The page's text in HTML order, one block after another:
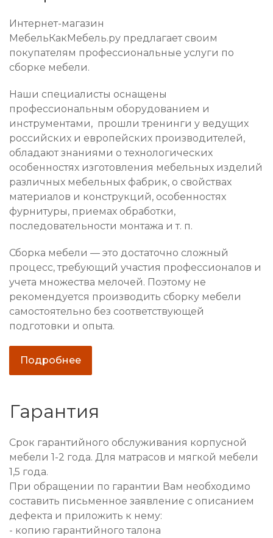
Интернет-магазин
МебельКакМебель.ру предлагает своим
покупателям профессиональные услуги по
сборке мебели.
Наши специалисты оснащены
профессиональным оборудованием и
инструментами, прошли тренинги у ведущих
российских и европейских производителей,
обладают знаниями о технологических
особенностях изготовления мебельных изделий
различных мебельных фабрик, о свойствах
материалов и конструкций, особенностях
фурнитуры, приемах обработки,
последовательности монтажа и т. п.
Сборка мебели — это достаточно сложный
процесс, требующий участия профессионалов и
учета множества мелочей. Поэтому не
рекомендуется производить сборку мебели
самостоятельно без соответствующей
подготовки и опыта.
Подробнее
Гарантия
Срок гарантийного обслуживания корпусной
мебели 1-2 года. Для матрасов и мягкой мебели
1,5 года.
При обращении по гарантии Вам необходимо
составить письменное заявление с описанием
дефекта и приложить к нему:
- копию гарантийного талона